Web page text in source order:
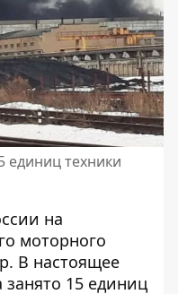
единиц техники
на
моторного
. В настоящее
15 единиц